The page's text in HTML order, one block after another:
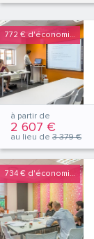
772 € d'économies
à partir de
2 607 €
au lieu de 3 379 €
734 € d'économies